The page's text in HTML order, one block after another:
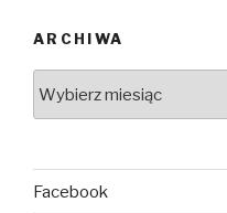
ARCHIWA
Facebook